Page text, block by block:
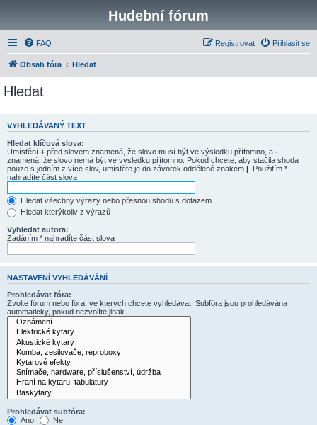
Hudební fórum
FAQ Přihlásit se
Registrovat
Obsah fóra Hledat
Hledat
VYHLEDÁVANÝ TEXT
Hledat klíčová slova:
Umístění + před slovem znamená, že slovo musí být ve výsledku přítomno, a -
znamená, že slovo nemá být ve výsledku přítomno. Pokud chcete, aby stačila shoda
pouze s jedním z více slov, umístěte je do závorek oddělené znakem | . Použitím *
nahradíte část slova
Hledat všechny výrazy nebo přesnou shodu s dotazem
Hledat kterýkoliv z výrazů
Vyhledat autora:
Zadáním * nahradíte část slova
NASTAVENÍ VYHLEDÁVÁNÍ
Prohledávat fóra:
Zvolte fórum nebo fóra, ve kterých chcete vyhledávat. Subfóra jsou prohledávána
automaticky, pokud nezvolíte jinak.
Prohledávat subfóra:
Ano
Ne